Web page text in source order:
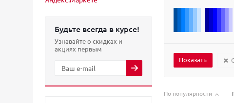
Будьте всегда в курсе!
Узнавайте о скидках и
акциях первым
По популярности